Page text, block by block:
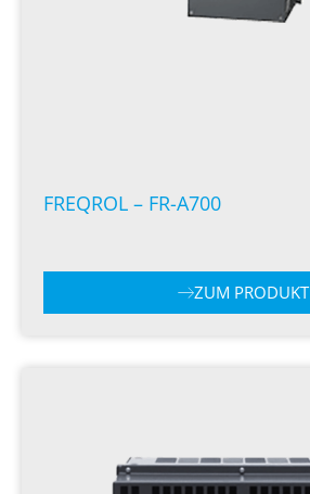
FREQROL – FR-A700
ZUM PRODUKT